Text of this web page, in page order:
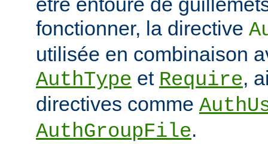
fonctionner, la directive
utilisée en combinaison
AuthType et Require,
directives comme
AuthGroupFile.